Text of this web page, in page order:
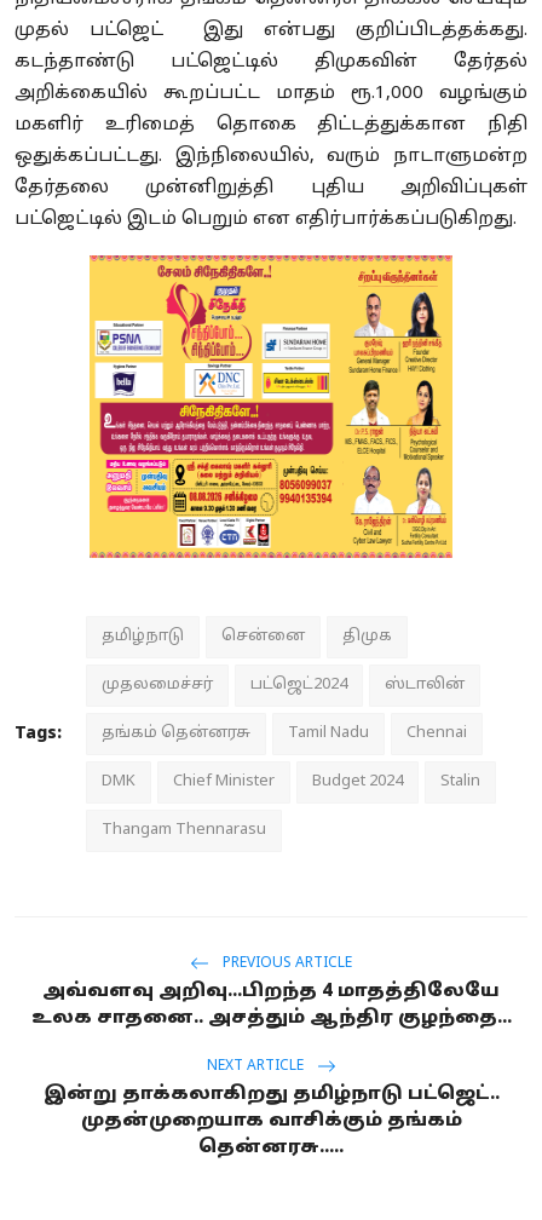
முதல் பட்ஜெட் இது என்பது குறிப்பிடத்தக்கது.
கடந்தாண்டு பட்ஜெட்டில் திமுகவின் தேர்தல்
அறிக்கையில் கூறப்பட்ட மாதம் ரூ.1,000 வழங்கும்
மகளிர் உரிமைத் தொகை திட்டத்துக்கான நிதி
ஒதுக்கப்பட்டது. இந்நிலையில், வரும் நாடாளுமன்ற
தேர்தலை முன்னிறுத்தி புதிய அறிவிப்புகள்
பட்ஜெட்டில் இடம் பெறும் என எதிர்பார்க்கப்படுகிறது.
Tags:
தமிழ்நாடு சென்னை திமுக
முதலமைச்சர் பட்ஜெட்2024 ஸ்டாலின்
தங்கம் தென்னரசு Tamil Nadu Chennai
DMK Chief Minister Budget 2024 Stalin
Thangam Thennarasu
PREVIOUS ARTICLE
அவ்வளவு அறிவு...பிறந்த 4 மாதத்திலேயே
உலக சாதனை.. அசத்தும் ஆந்திர குழந்தை...
NEXT ARTICLE
இன்று தாக்கலாகிறது தமிழ்நாடு பட்ஜெட்..
முதன்முறையாக வாசிக்கும் தங்கம்
தென்னரசு.....